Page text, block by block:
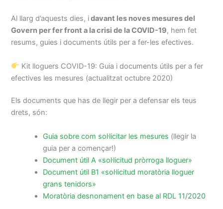
Al llarg d’aquests dies, idavant les noves mesures del
Govern per fer front a la crisi de la COVID-19, hem fet
resums, guies i documents útils per a fer-les efectives.
Kit lloguers COVID-19: Guia i documents útils per a fer
efectives les mesures (actualitzat octubre 2020)
Els documents que has de llegir per a defensar els teus
drets, són:
Guia sobre com sol·licitar les mesures (llegir la
guia per a començar!)
Document útil A «sol·licitud pròrroga lloguer»
Document útil B1 «sol·licitud moratòria lloguer
grans tenidors»
Moratòria desnonament en base al RDL 11/2020